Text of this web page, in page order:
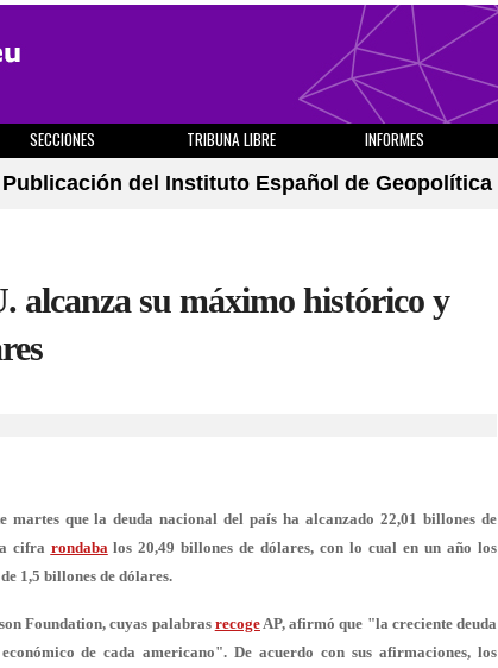
SECCIONES TRIBUNA LIBRE INFORMES
Publicación del Instituto Español de Geopolítica
alcanza su máximo histórico y
martes que la deuda nacional del país ha alcanzado22,01 billones de
cifra rondabalos 20,49 billones de dólares, con lo cual en un año los
1,5 billones de dólares.
Foundation, cuyas palabras recogeAP, afirmó que "la creciente deuda
de cada americano". De acuerdo con sus afirmaciones, los